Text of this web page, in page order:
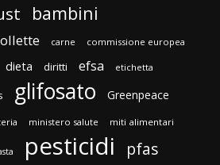
bambini
carne commissione europea
dieta diritti efsa etichetta
glifosato Greenpeace
ministero salute miti alimentari
pesticidi pfas